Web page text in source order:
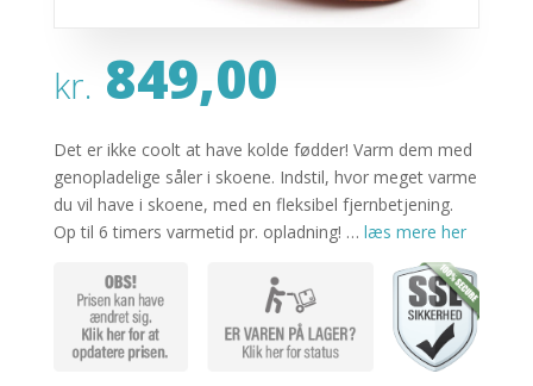
kr. 849,00
Det er ikke coolt at have kolde fødder! Varm dem med
genopladelige såler i skoene. Indstil, hvor meget varme
du vil have i skoene, med en fleksibel fjernbetjening.
Op til 6 timers varmetid pr. opladning! … læs mere her